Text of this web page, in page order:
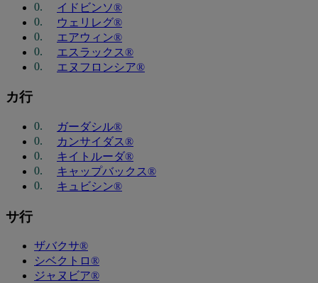
イドビンソ®
ウェリレグ®
エアウィン®
エスラックス®
エヌフロンシア®
カ行
ガーダシル®
カンサイダス®
キイトルーダ®
キャップバックス®
キュビシン®
サ行
ザバクサ®
シベクトロ®
ジャヌビア®